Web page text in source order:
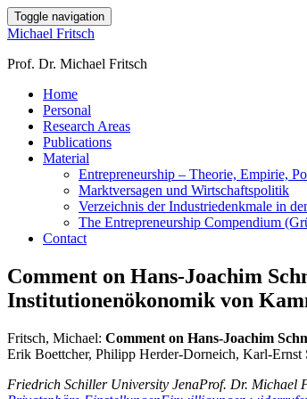
Toggle navigation
Michael Fritsch
Prof. Dr. Michael Fritsch
Home
Personal
Research Areas
Publications
Material
Entrepreneurship – Theorie, Empirie,
Marktversagen und Wirtschaftspolitik
Verzeichnis der Industriedenkmale in
The Entrepreneurship Compendium
Contact
Comment on Hans-Joachim
Institutionenökonomik von
Fritsch, Michael: Comment on Hans-Joachim
Erik Boettcher, Philipp Herder-Dorneich, Karl-Ernst
Friedrich Schiller University JenaProf. Dr. Michael